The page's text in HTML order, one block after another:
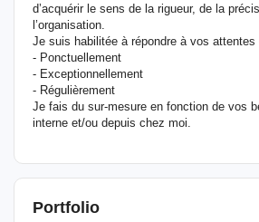
d’acquérir le sens de la rigueur, de la
l’organisation.
Je suis habilitée à répondre à vos
- Ponctuellement
- Exceptionnellement
- Régulièrement
Je fais du sur-mesure en fonction de vos
interne et/ou depuis chez moi.
Portfolio